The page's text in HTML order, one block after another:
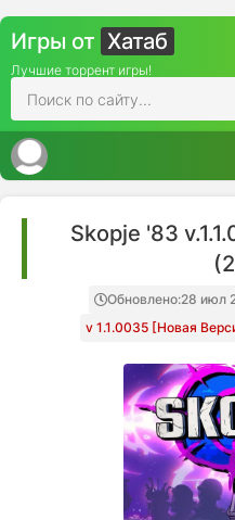
Игры от Хатаб
Лучшие торрент игры!
Skopje '83
Обновлено:28 июл
v 1.1.0035 [Новая